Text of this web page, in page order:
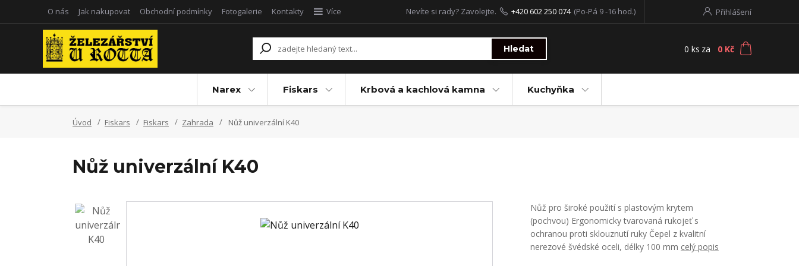
O nás Jak nakupovat Obchodní podmínky Fotogalerie Kontakty Více Přihlášení
Hledat
Nevíte si rady? Zavolejte. +420 602 250 074 (Po-Pá 9 -16 hod.)
0 ks za 0 Kč
Narex Fiskars Krbová a kachlová kamna Kuchyňka
Úvod Fiskars Fiskars Zahrada Nůž univerzální K40
Nůž univerzální K40
Nůž pro široké použití s plastovým krytem
(pochvou) Ergonomicky tvarovaná rukojeť s
ochranou proti sklouznutí ruky Čepel z kvalitní
nerezové švédské oceli, délky 100 mm celý popis